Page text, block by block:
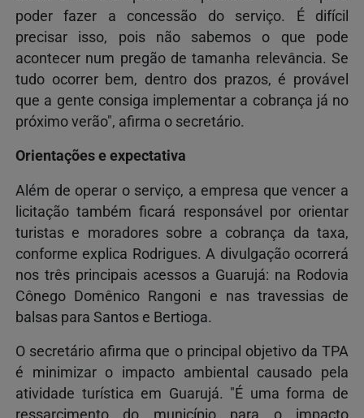
poder fazer a concessão do serviço. É difícil
precisar isso, pois não sabemos o que pode
acontecer num pregão de tamanha relevância. Se
tudo ocorrer bem, dentro dos prazos, é provável
que a gente consiga implementar a cobrança já no
próximo verão", afirma o secretário.
Orientações e expectativa
Além de operar o serviço, a empresa que vencer a
licitação também ficará responsável por orientar
turistas e moradores sobre a cobrança da taxa,
conforme explica Rodrigues. A divulgação ocorrerá
nos três principais acessos a Guarujá: na Rodovia
Cônego Domênico Rangoni e nas travessias de
balsas para Santos e Bertioga.
O secretário afirma que o principal objetivo da TPA
é minimizar o impacto ambiental causado pela
atividade turística em Guarujá. "É uma forma de
ressarcimento do município para o impacto